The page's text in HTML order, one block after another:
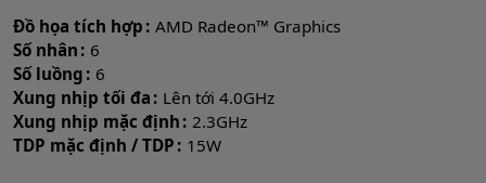
Đồ họa tích hợp AMD Radeon™ Graphics
Số nhân
6
Số luồng
6
Xung nhịp tối đa
Lên tới 4.0GHz
Xung nhịp mặc định 2.3GHz
TDP mặc định / TDP
15W